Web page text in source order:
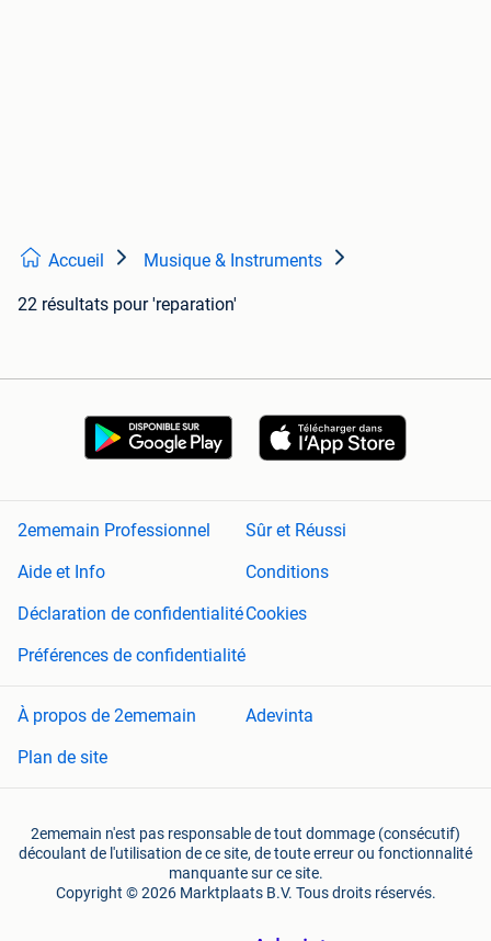
Accueil Musique & Instruments
22 résultats pour 'reparation'
2ememain Professionnel
Sûr et Réussi
Aide et Info
Conditions
Déclaration de confidentialitéCookies
Préférences de confidentialité
À propos de 2ememain
Adevinta
Plan de site
2ememain n'est pas responsable de tout dommage (consécutif)
découlant de l'utilisation de ce site, de toute erreur ou fonctionnalité
manquante sur ce site.
Copyright © 2026 Marktplaats B.V. Tous droits réservés.